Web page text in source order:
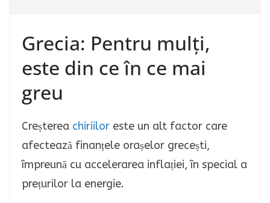
Grecia: Pentru mulți,
este din ce în ce mai
greu
Creșterea chiriilor este un alt factor care
afectează finanțele orașelor grecești,
împreună cu accelerarea inflației, în special a
prețurilor la energie.